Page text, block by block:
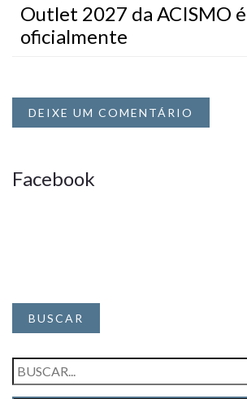
Outlet 2027 da ACISMO
oficialmente
DEIXE UM COMENTÁRIO
Facebook
BUSCAR